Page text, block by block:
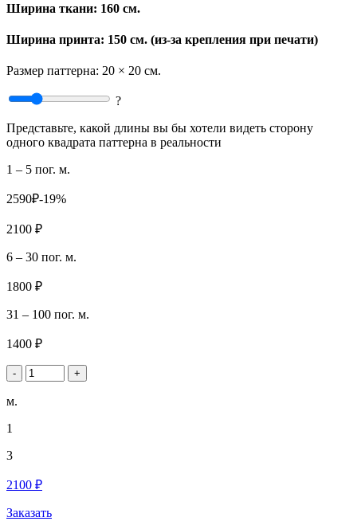
Ширина ткани: 160 см.
Ширина принта: 150 см. (из-за крепления при печати)
Размер паттерна: 20 × 20 см.
?
Представьте, какой длины вы бы хотели видеть сторону
одного квадрата паттерна в реальности
1 – 5 пог. м.
2590₽-19%
2100 ₽
6 – 30 пог. м.
1800 ₽
31 – 100 пог. м.
1400 ₽
- +
м.
1
3
2100 ₽
Заказать